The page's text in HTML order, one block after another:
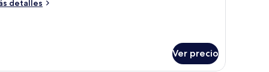
detalles
Ver precio